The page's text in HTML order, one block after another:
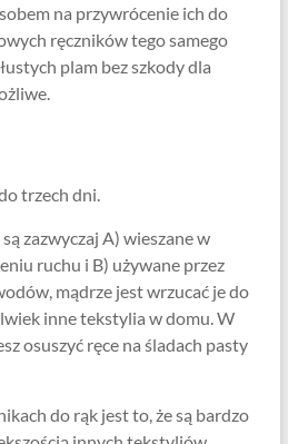
na przywrócenie ich do
ręczników tego samego
plam bez szkody dla
trzech dni.
zazwyczaj A) wieszane w
ruchu i B) używane przez
mądrze jest wrzucać je do
inne tekstylia w domu. W
osuszyć ręce na śladach pasty
do rąk jest to, że są bardzo